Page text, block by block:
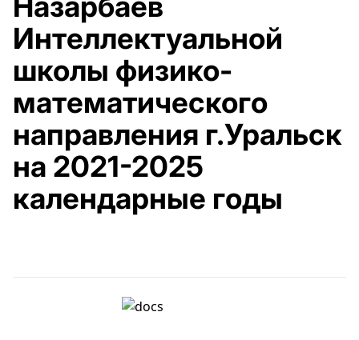
Интеллектуальной
школы физико-
математического
направления г.Уральск
на 2021-2025
календарные годы